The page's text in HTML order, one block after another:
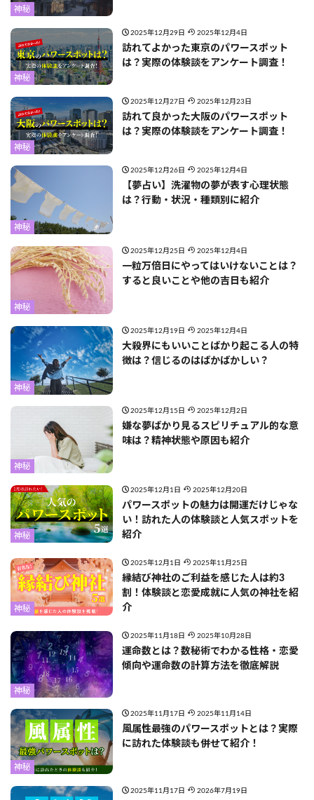
神秘
神秘
2025年12月29日 2025年12月4日
訪れてよかった東京のパワースポット
は？実際の体験談をアンケート調査！
神秘
2025年12月27日 2025年12月23日
訪れて良かった大阪のパワースポット
は？実際の体験談をアンケート調査！
神秘
2025年12月26日 2025年12月4日
【夢占い】洗濯物の夢が表す心理状態
は？行動・状況・種類別に紹介
神秘
2025年12月25日 2025年12月4日
一粒万倍日にやってはいけないことは？
すると良いことや他の吉日も紹介
神秘
2025年12月19日 2025年12月4日
大殺界にもいいことばかり起こる人の特
徴は？信じるのはばかばかしい？
神秘
2025年12月15日 2025年12月2日
嫌な夢ばかり見るスピリチュアル的な意
味は？精神状態や原因も紹介
神秘
2025年12月1日 2025年12月20日
パワースポットの魅力は開運だけじゃな
い！訪れた人の体験談と人気スポットを
紹介
神秘
2025年12月1日 2025年11月25日
縁結び神社のご利益を感じた人は約3
割！体験談と恋愛成就に人気の神社を紹
介
神秘
2025年11月18日 2025年10月28日
運命数とは？数秘術でわかる性格・恋愛
傾向や運命数の計算方法を徹底解説
神秘
2025年11月17日 2025年11月14日
風属性最強のパワースポットとは？実際
に訪れた体験談も併せて紹介！
2025年11月17日 2026年7月19日